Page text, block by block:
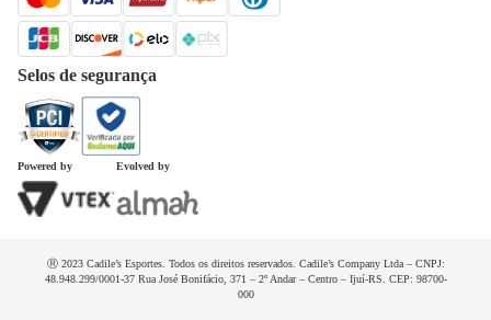
Dúvidas frequentes
Selos de segurança
Powered by Evolved by
Ⓡ 2023 Cadile’s Esportes. Todos os direitos reservados. Cadile’s Company Ltda – CNPJ:
48.948.299/0001-37 Rua José Bonifácio, 371 – 2º Andar – Centro – Ijuí-RS. CEP: 98700-
000